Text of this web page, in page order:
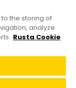
to the storing of
analyze
Rusta Cookie